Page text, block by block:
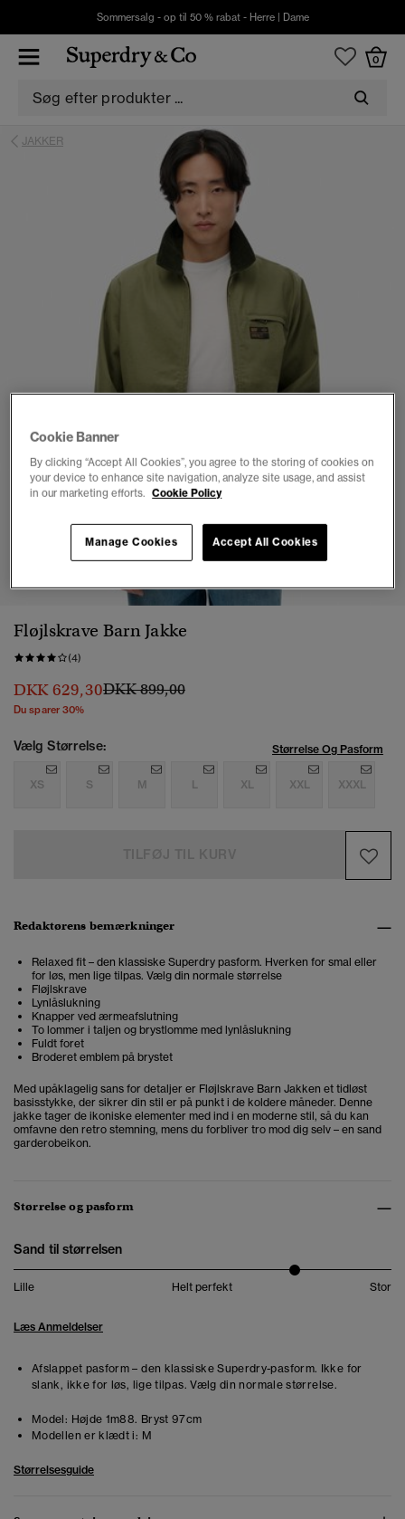
Sommersalg - op til 50 % rabat - Herre| Dame
0
JAKKER
Fløjlskrave Barn Jakke
(4)
DKK 629,30Pris nedsat fra
DKK 899,00til
Du sparer 30%
Vælg Størrelse: Størrelse Og Pasform
XS S M L XL XXL XXXL
Redaktørens bemærkninger
Relaxed fit – den klassiske Superdry pasform. Hverken for smal eller
for løs, men lige tilpas. Vælg din normale størrelse
Fløjlskrave
Lynlåslukning
Knapper ved ærmeafslutning
To lommer i taljen og brystlomme med lynlåslukning
Fuldt foret
Broderet emblem på brystet
Med upåklagelig sans for detaljer er Fløjlskrave Barn Jakken et tidløst
basisstykke, der sikrer din stil er på punkt i de koldere måneder. Denne
jakke tager de ikoniske elementer med ind i en moderne stil, så du kan
omfavne den retro stemning, mens du forbliver tro mod dig selv – en sand
garderobeikon.
Størrelse og pasform
Sand til størrelsen
Lille Helt perfekt Stor
Læs Anmeldelser
Afslappet pasform – den klassiske Superdry-pasform. Ikke for
slank, ikke for løs, lige tilpas. Vælg din normale størrelse.
Model: Højde 1m88. Bryst 97cm
Modellen er klædt i: M
Størrelsesguide
Cookie Banner
By clicking “Accept All Cookies”, you agree to the storing of cookies on
your device to enhance site navigation, analyze site usage, and assist
in our marketing efforts. Cookie Policy
Accept All Cookies
Manage Cookies